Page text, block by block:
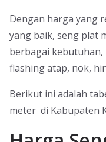
Dengan harga yang
yang baik, seng plat
berbagai
flashing atap, nok,
Berikut ini adalah
meter di Kabupaten